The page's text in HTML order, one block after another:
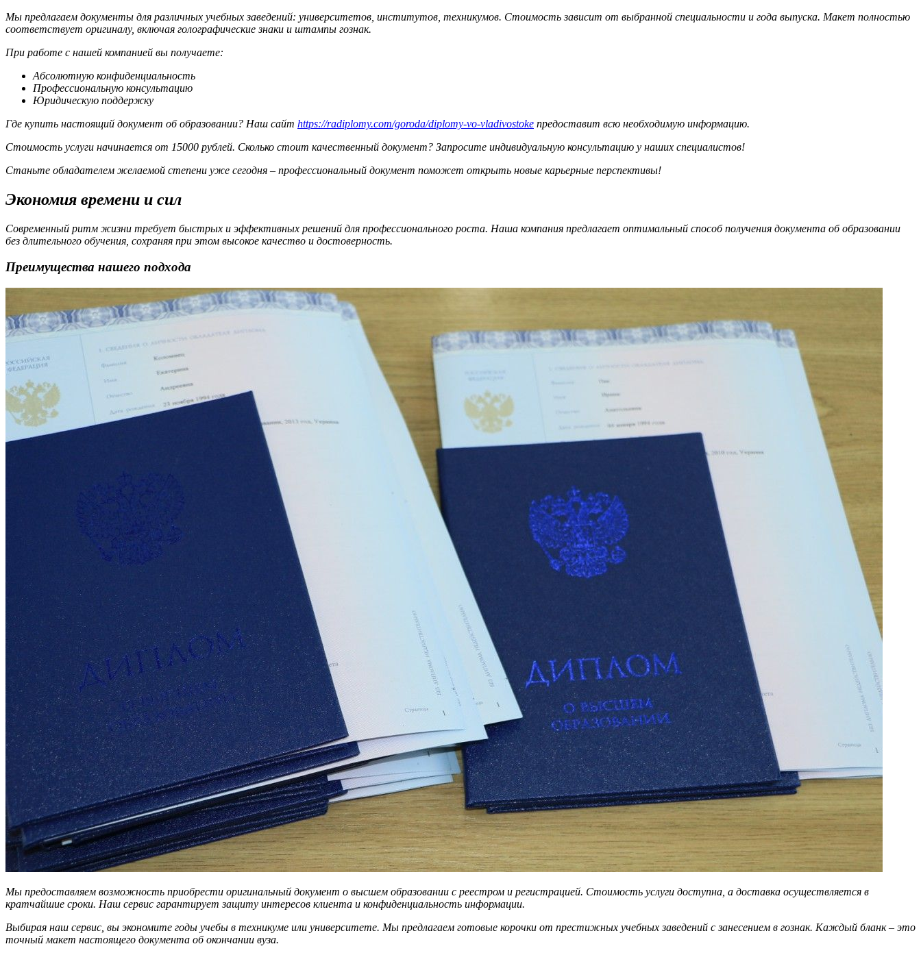
Мы предлагаем документы для различных учебных заведений: университетов, институтов, техникумов. Стоимость зависит от выбранной специальности и года выпуска. Макет полностью
соответствует оригиналу, включая голографические знаки и штампы гознак.
При работе с нашей компанией вы получаете:
Абсолютную конфиденциальность
Профессиональную консультацию
Юридическую поддержку
Где купить настоящий документ об образовании? Наш сайт https://radiplomy.com/goroda/diplomy-vo-vladivostoke предоставит всю необходимую информацию.
Стоимость услуги начинается от 15000 рублей. Сколько стоит качественный документ? Запросите индивидуальную консультацию у наших специалистов!
Станьте обладателем желаемой степени уже сегодня – профессиональный документ поможет открыть новые карьерные перспективы!
Экономия времени и сил
Современный ритм жизни требует быстрых и эффективных решений для профессионального роста. Наша компания предлагает оптимальный способ получения документа об образовании
без длительного обучения, сохраняя при этом высокое качество и достоверность.
Преимущества нашего подхода
Мы предоставляем возможность приобрести оригинальный документ о высшем образовании с реестром и регистрацией. Стоимость услуги доступна, а доставка осуществляется в
кратчайшие сроки. Наш сервис гарантирует защиту интересов клиента и конфиденциальность информации.
Выбирая наш сервис, вы экономите годы учебы в техникуме или университете. Мы предлагаем готовые корочки от престижных учебных заведений с занесением в гознак. Каждый бланк – это
точный макет настоящего документа об окончании вуза.